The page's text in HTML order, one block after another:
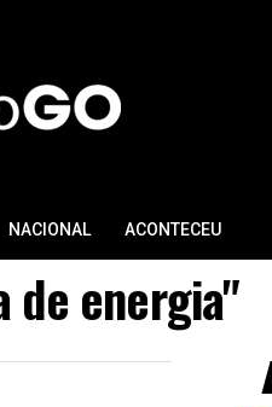
NACIONAL ACONTECEU
de energia"